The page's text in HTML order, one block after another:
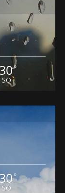
30°
SO
°
SO